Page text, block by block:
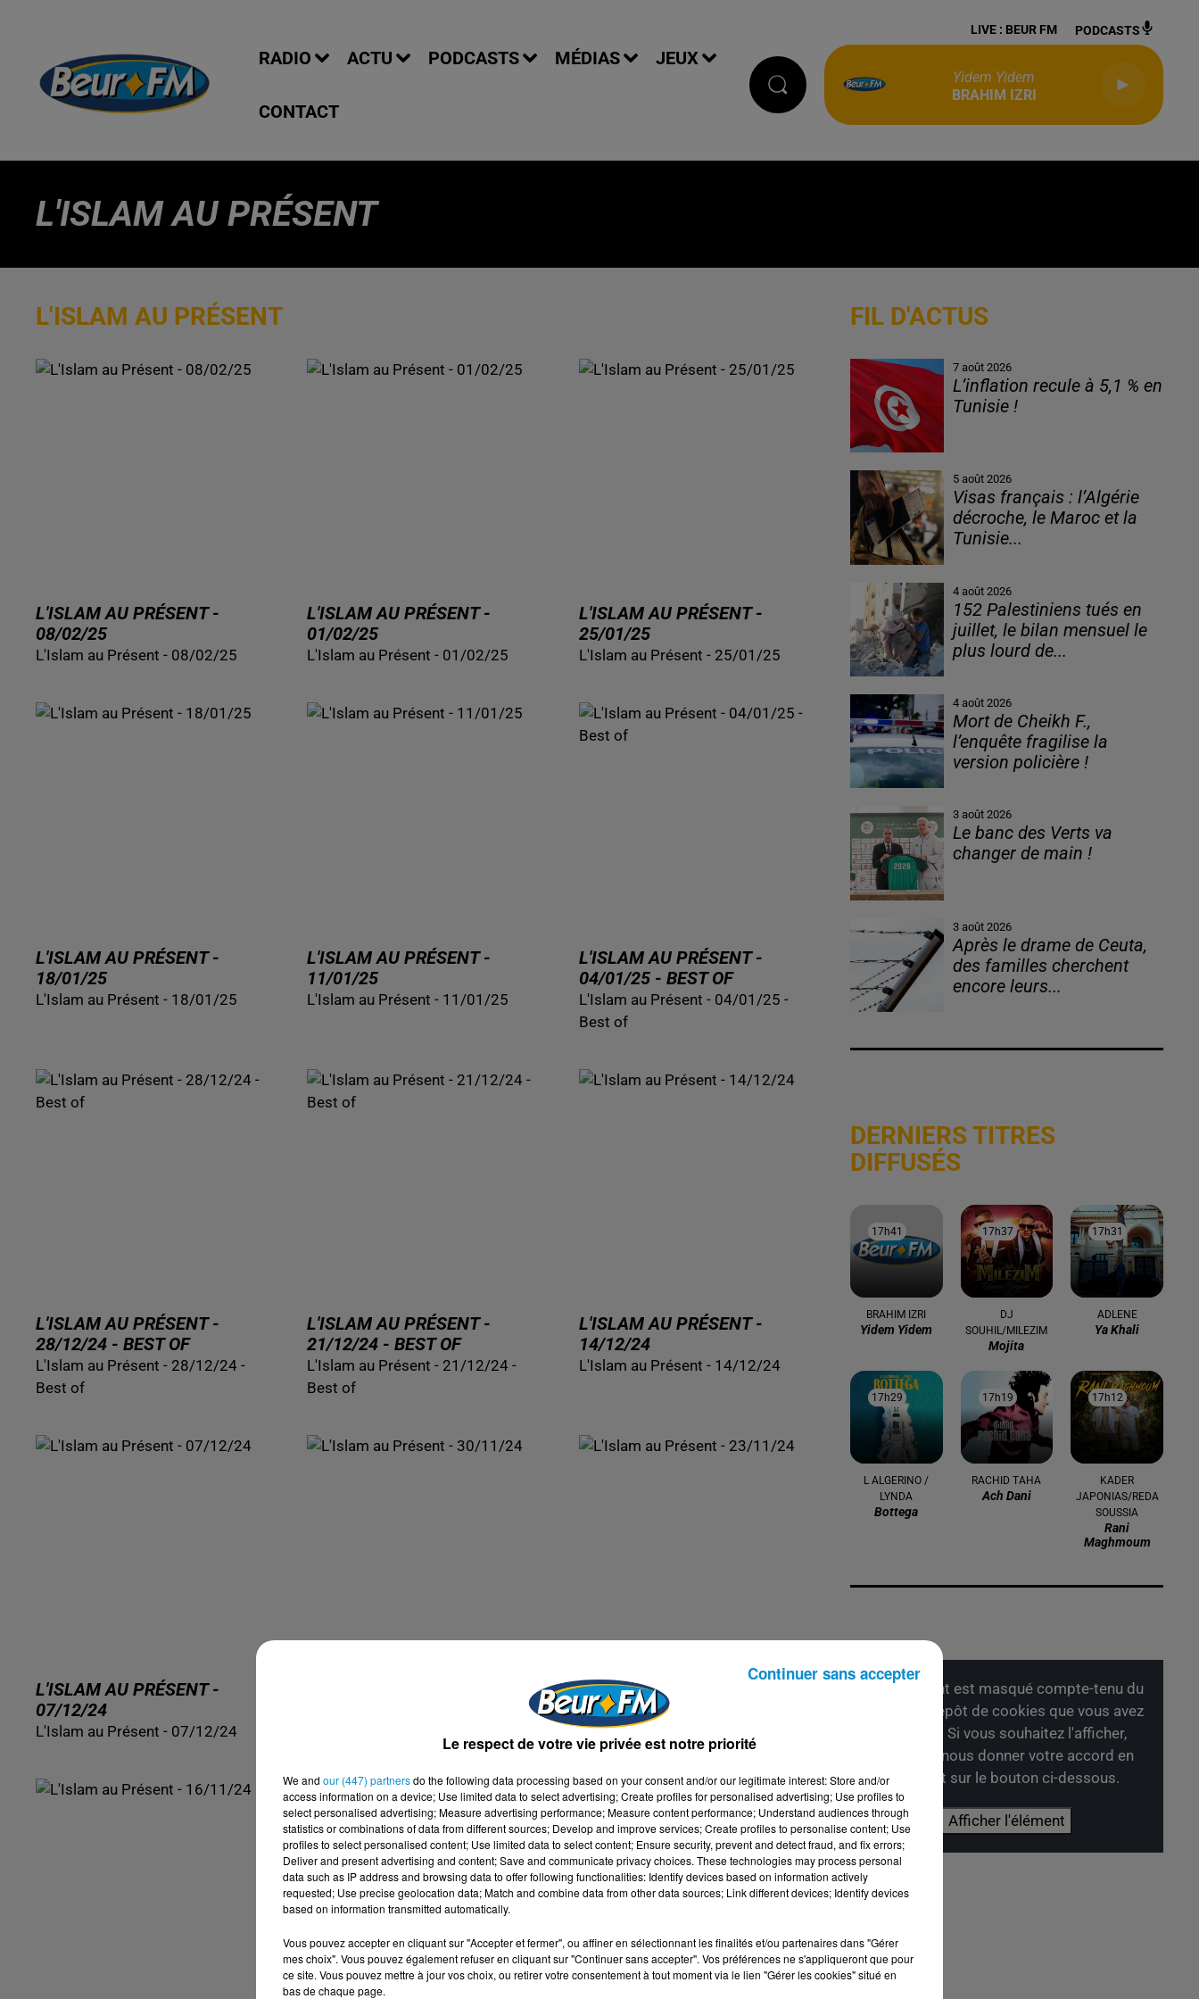
RADIO ACTU PODCASTS MÉDIAS JEUX
CONTACT
LIVE : BEUR FM PODCASTS
Yidem Yidem
BRAHIM IZRI
L'ISLAM AU PRÉSENT
L'ISLAM AU PRÉSENT
L'ISLAM AU PRÉSENT -
08/02/25
L'Islam au Présent - 08/02/25
L'ISLAM AU PRÉSENT -
01/02/25
L'Islam au Présent - 01/02/25
L'ISLAM AU PRÉSENT -
25/01/25
L'Islam au Présent - 25/01/25
L'ISLAM AU PRÉSENT -
18/01/25
L'Islam au Présent - 18/01/25
L'ISLAM AU PRÉSENT -
11/01/25
L'Islam au Présent - 11/01/25
L'ISLAM AU PRÉSENT -
04/01/25 - BEST OF
L'Islam au Présent - 04/01/25 -
Best of
L'ISLAM AU PRÉSENT -
28/12/24 - BEST OF
L'Islam au Présent - 28/12/24 -
Best of
L'ISLAM AU PRÉSENT -
21/12/24 - BEST OF
L'Islam au Présent - 21/12/24 -
Best of
L'ISLAM AU PRÉSENT -
14/12/24
L'Islam au Présent - 14/12/24
L'ISLAM AU PRÉSENT -
07/12/24
L'Islam au Présent - 07/12/24
L'ISLAM AU PRÉSENT -
23/11/24
L'Islam au Présent - 23/11/24
FIL D'ACTUS
7 août 2026
L’inflation recule à 5,1 % en
Tunisie !
5 août 2026
Visas français : l’Algérie
décroche, le Maroc et la
Tunisie...
4 août 2026
152 Palestiniens tués en
juillet, le bilan mensuel le
plus lourd de...
4 août 2026
Mort de Cheikh F.,
l’enquête fragilise la
version policière !
3 août 2026
Le banc des Verts va
changer de main !
3 août 2026
Après le drame de Ceuta,
des familles cherchent
encore leurs...
DERNIERS TITRES
DIFFUSÉS
17h41
17h41
BRAHIM IZRI
Yidem Yidem
17h37
17h37
DJ
SOUHIL/MILEZIM
Mojita
17h31
17h31
ADLENE
Ya Khali
17h29
17h29
L ALGERINO /
LYNDA
Bottega
17h19
17h19
RACHID TAHA
Ach Dani
17h12
17h12
KADER
JAPONIAS/REDA
SOUSSIA
Rani
Maghmoum
Cet élément est masqué compte-tenu du
refus du dépôt de cookies que vous avez
exprimé. Si vous souhaitez l'afficher,
merci de nous donner votre accord en
cliquant sur le bouton ci-dessous.
Afficher l'élément
Le respect de votre vie privée est notre priorité
We and our (447) partnersdo the following data processing based on your consent and/or our legitimate interest: Store and/or
access information on a device; Use limited data to select advertising; Create profiles for personalised advertising; Use profiles to
select personalised advertising; Measure advertising performance; Measure content performance; Understand audiences through
statistics or combinations of data from different sources; Develop and improve services; Create profiles to personalise content; Use
profiles to select personalised content; Use limited data to select content; Ensure security, prevent and detect fraud, and fix errors;
Deliver and present advertising and content; Save and communicate privacy choices. These technologies may process personal
data such as IP address and browsing data to offer following functionalities: Identify devices based on information actively
requested; Use precise geolocation data; Match and combine data from other data sources; Link different devices; Identify devices
based on information transmitted automatically.
Vous pouvez accepter en cliquant sur "Accepter et fermer", ou affiner en sélectionnant les finalités et/ou partenaires dans "Gérer
mes choix". Vous pouvez également refuser en cliquant sur "Continuer sans accepter". Vos préférences ne s'appliqueront que pour
ce site. Vous pouvez mettre à jour vos choix, ou retirer votre consentement à tout moment via le lien "Gérer les cookies" situé en
bas de chaque page.
Continuer sans accepter